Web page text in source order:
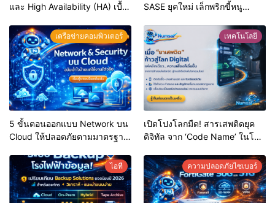
และ High Availability (HA) เบื้อง
ไม่มีวันล่ม
SASE ยุคใหม่ เล็กพริกขี้หนู
เครือข่ายคอมพิวเตอร์
5 ขั้นตอนออกแบบ Network บน
Cloud ให้ปลอดภัยตามมาตรฐาน
Model
เทคโนโลยี
เปิดโปงโลกมืด! สารเสพติดยุค
ดิจิทัล จาก ‘Code Name’ ในโซ
ยากจะตามรอย
ไอที ความปลอดภัยไซเบอร์